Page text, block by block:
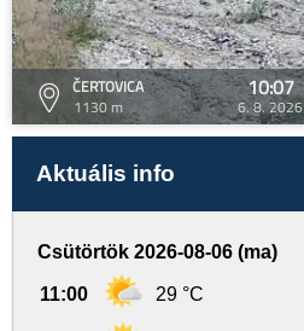
ČERTOVICA
1130 m
10:07
6. 8. 2026
Aktuális info
Csütörtök 2026-08-06 (ma)
11:00 29 °C